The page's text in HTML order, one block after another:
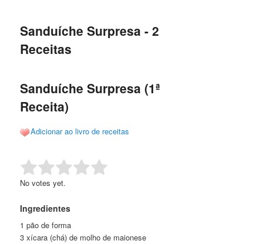
conteúdo
conteúdo
Sanduíche Surpresa - 2
Receitas
Sanduíche Surpresa (1ª
Receita)
Adicionar ao livro de receitas
Rate this item: Submit Rating
No votes yet.
Ingredientes
1 pão de forma
3 xícara (chá) de molho de maionese